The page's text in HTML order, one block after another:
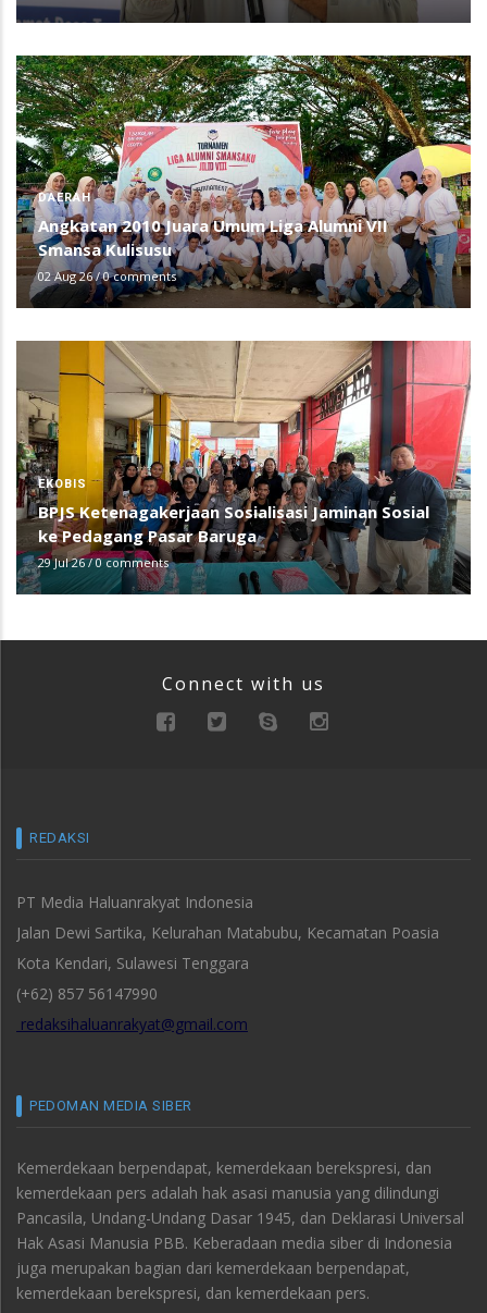
DAERAH
Angkatan 2010 Juara Umum Liga Alumni VII
Smansa Kulisusu
02 Aug 26/0 comments
EKOBIS
BPJS Ketenagakerjaan Sosialisasi Jaminan Sosial
ke Pedagang Pasar Baruga
29 Jul 26/0 comments
Connect with us
REDAKSI
PT Media Haluanrakyat Indonesia
Jalan Dewi Sartika, Kelurahan Matabubu, Kecamatan Poasia
Kota Kendari, Sulawesi Tenggara
(+62) 857 56147990
redaksihaluanrakyat@gmail.com
PEDOMAN MEDIA SIBER
Kemerdekaan berpendapat, kemerdekaan berekspresi, dan
kemerdekaan pers adalah hak asasi manusia yang dilindungi
Pancasila, Undang-Undang Dasar 1945, dan Deklarasi Universal
Hak Asasi Manusia PBB. Keberadaan media siber di Indonesia
juga merupakan bagian dari kemerdekaan berpendapat,
kemerdekaan berekspresi, dan kemerdekaan pers.